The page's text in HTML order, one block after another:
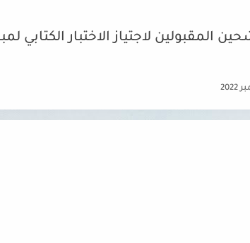
المقبولين لاجتياز الاختبار الكتابي